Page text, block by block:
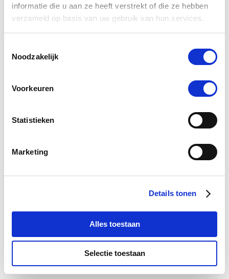
informatie die u aan ze heeft verstrekt of die ze hebben
verzameld op basis van uw gebruik van hun services.
Noodzakelijk
Voorkeuren
Statistieken
Marketing
Details tonen
Alles toestaan
Selectie toestaan
-5 %
Nog maar 3 beschikbaar
€ 51,50 € 48,93